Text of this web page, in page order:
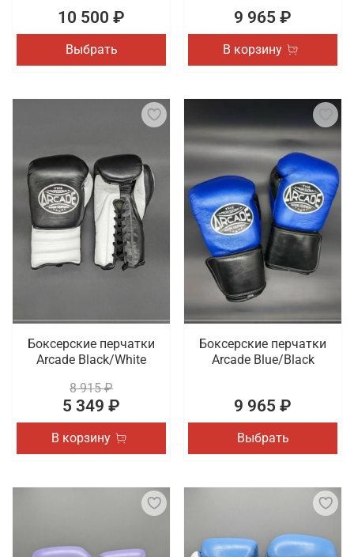
10 500 ₽
Выбрать
9 965 ₽
В корзину
Боксерские перчатки
Arcade Black/White
8 915 ₽
5 349 ₽
В корзину
Боксерские перчатки
Arcade Blue/Black
9 965 ₽
Выбрать